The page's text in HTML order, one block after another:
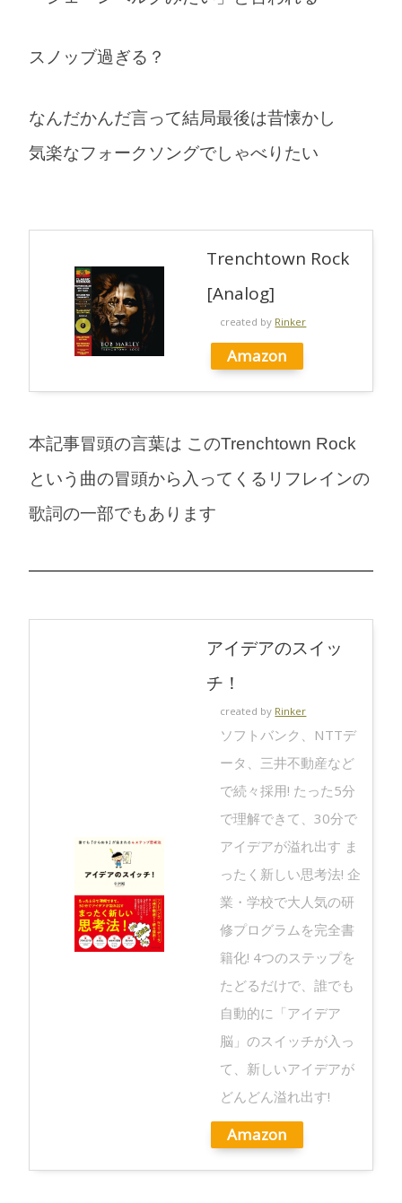
スノッブ過ぎる？
なんだかんだ言って結局最後は昔懐かし
気楽なフォークソングでしゃべりたい
Trenchtown Rock
[Analog]
created by Rinker
Amazon
本記事冒頭の言葉は このTrenchtown Rock
という曲の冒頭から入ってくるリフレインの
歌詞の一部でもあります
アイデアのスイッ
チ！
created by Rinker
ソフトバンク、NTTデ
ータ、三井不動産など
で続々採用! たった5分
で理解できて、30分で
アイデアが溢れ出す ま
ったく新しい思考法! 企
業・学校で大人気の研
修プログラムを完全書
籍化! 4つのステップを
たどるだけで、誰でも
自動的に「アイデア
脳」のスイッチが入っ
て、新しいアイデアが
どんどん溢れ出す!
Amazon